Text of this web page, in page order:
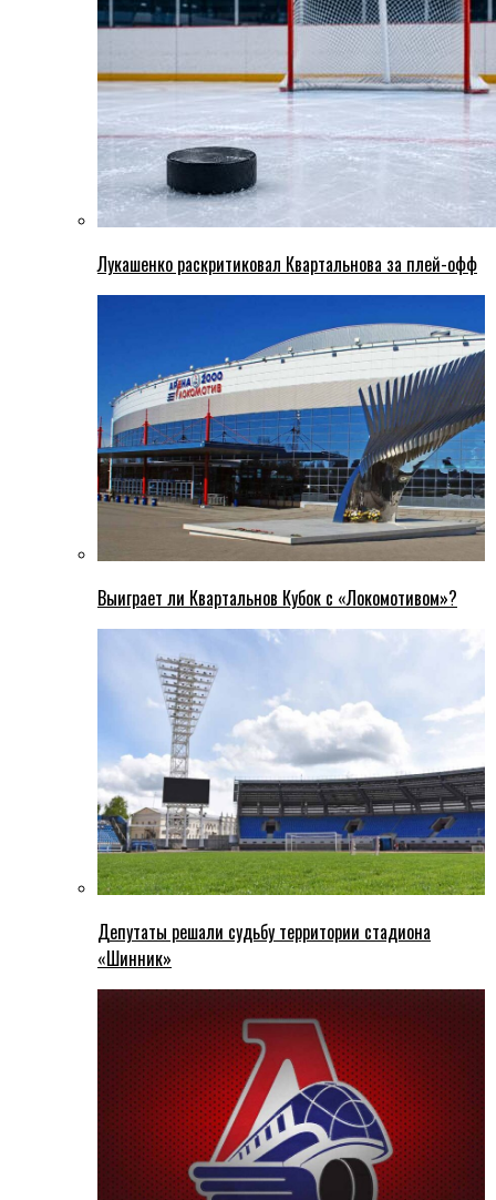
Лукашенко раскритиковал Квартальнова за плей-офф
Выиграет ли Квартальнов Кубок с «Локомотивом»?
Депутаты решали судьбу территории стадиона
«Шинник»